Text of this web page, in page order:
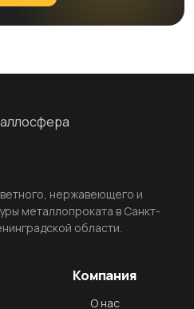
нержавеющего и
металлопроката в Санкт-
области.
Компания
О нас